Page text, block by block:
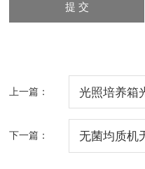
上一篇： 光照培养箱
下一篇： 无菌均质机